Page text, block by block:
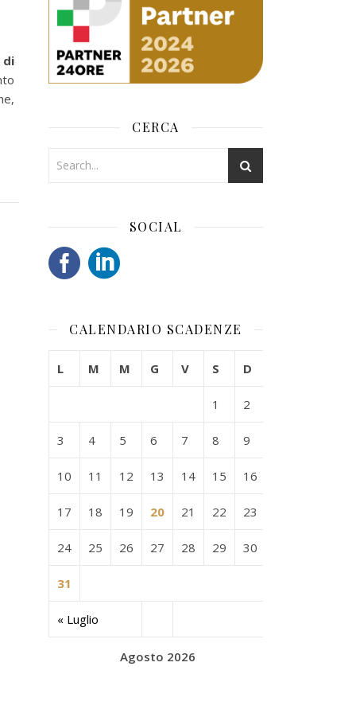
di
CERCA
SOCIAL
CALENDARIO SCADENZE
Agosto 2026
L M M G V S D
« Luglio
1 2
3 4 5 6 7 8 9
10 11 12 13 14 15 16
17 18 19 20 21 22 23
24 25 26 27 28 29 30
31